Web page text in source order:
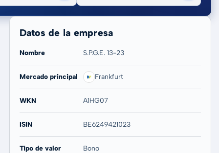
-
Datos de la empresa
Nombre S.P.G.E. 13-23
Mercado principal Frankfurt
WKN A1HG07
ISIN BE6249421023
Tipo de valor Bono